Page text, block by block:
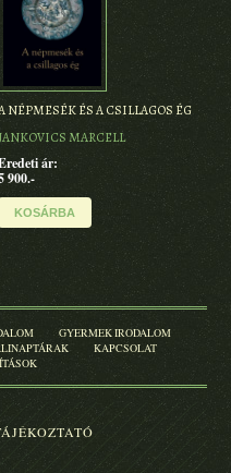
NÉPMESÉK ÉS A CSILLAGOS ÉG
JANKOVICS MARCELL
ár:
900.-
KOSÁRBA
GYERMEK IRODALOM
KAPCSOLAT